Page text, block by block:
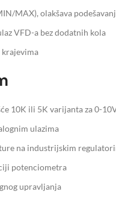
MAX), olakšava
VFD-a bez dodatnih kola
krajevima
10K ili 5K varijanta za 0-
ulazima
na industrijskim
potenciometra
upravljanja